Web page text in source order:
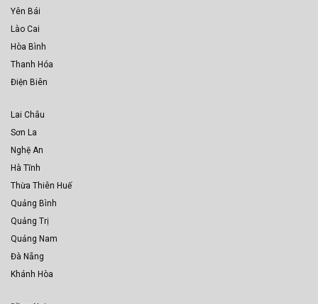
Yên Bái
Lào Cai
Hòa Bình
Thanh Hóa
Điện Biên
Lai Châu
Sơn La
Nghệ An
Hà Tĩnh
Thừa Thiên Huế
Quảng Bình
Quảng Trị
Quảng Nam
Đà Nẵng
Khánh Hòa